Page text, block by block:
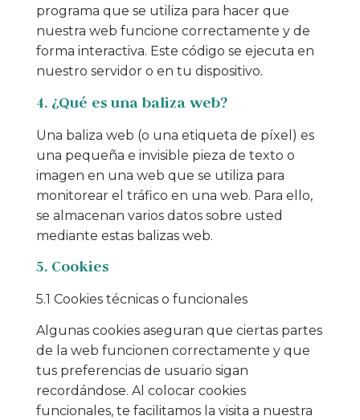
programa que se utiliza para hacer que
nuestra web funcione correctamente y de
forma interactiva. Este código se ejecuta en
nuestro servidor o en tu dispositivo.
4. ¿Qué es una baliza web?
Una baliza web (o una etiqueta de píxel) es
una pequeña e invisible pieza de texto o
imagen en una web que se utiliza para
monitorear el tráfico en una web. Para ello,
se almacenan varios datos sobre usted
mediante estas balizas web.
5. Cookies
5.1 Cookies técnicas o funcionales
Algunas cookies aseguran que ciertas partes
de la web funcionen correctamente y que
tus preferencias de usuario sigan
recordándose. Al colocar cookies
funcionales, te facilitamos la visita a nuestra